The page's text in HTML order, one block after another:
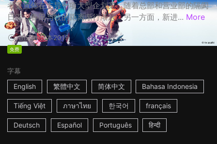
者更宣佈在主导一项大型企划案，随着总部和营业部的隔阂
日深，春田与牧的距离渐行渐远。另一方面，新进... More
1h53m日本2019
免费
字幕
English
繁體中文 简体中文 Bahasa Indonesia
Tiếng Việt ภาษาไทย 한국어 français
Deutsch Español Português हिन्दी